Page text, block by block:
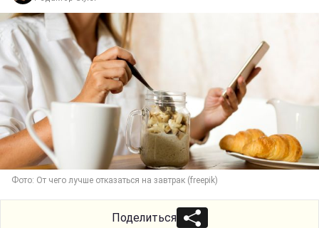
Фото: От чего лучше отказаться на завтрак (freepik)
Поделиться